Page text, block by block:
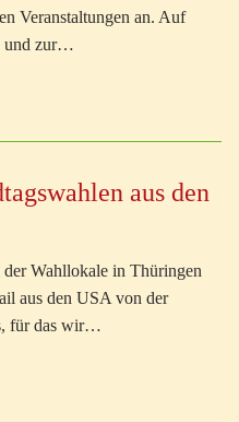
Veranstaltungen an. Auf
und zur…
aus den
Wahllokale in Thüringen
aus den USA von der
für das wir…